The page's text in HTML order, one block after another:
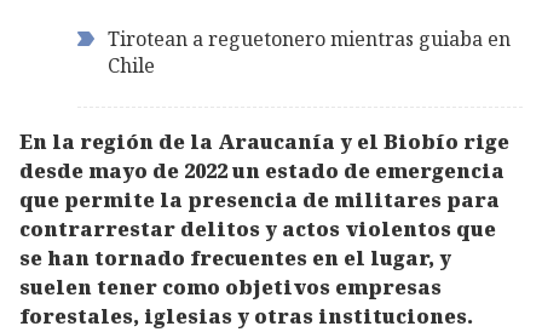
Tirotean a reguetonero mientras guiaba en
Chile
En la región de la Araucanía y el Biobío rige
desde mayo de 2022 un estado de emergencia
que permite la presencia de militares para
contrarrestar delitos y actos violentos que
se han tornado frecuentes en el lugar, y
suelen tener como objetivos empresas
forestales, iglesias y otras instituciones.